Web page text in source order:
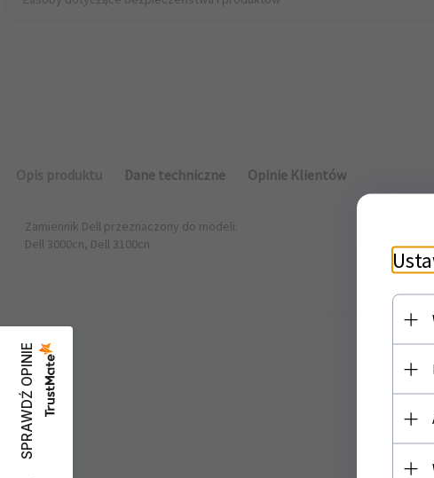
Opis produktu Dane techniczne Opinie Klientów
Zamiennik Dell przeznaczony do modeli:
Dell 3000cn, Dell 3100cn
Rodzaj:
Wydajność:
SPRAWDŹ OPINIE